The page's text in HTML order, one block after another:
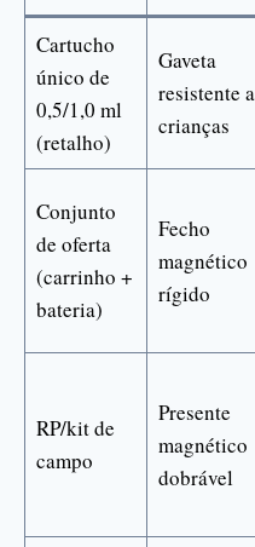
Cartucho
único de
0,5/1,0 ml
(retalho)
Gaveta
resistente a
crianças
Conjunto
de oferta
(carrinho +
bateria)
Fecho
magnético
rígido
RP/kit de
campo
Presente
magnético
dobrável